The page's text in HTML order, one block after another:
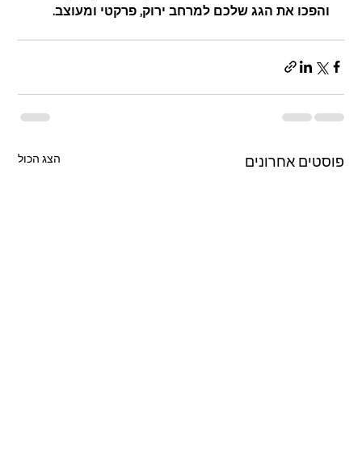
והפכו את הגג שלכם למרחב ירוק, פרקטי ומעוצב.
פוסטים אחרונים הצג הכול